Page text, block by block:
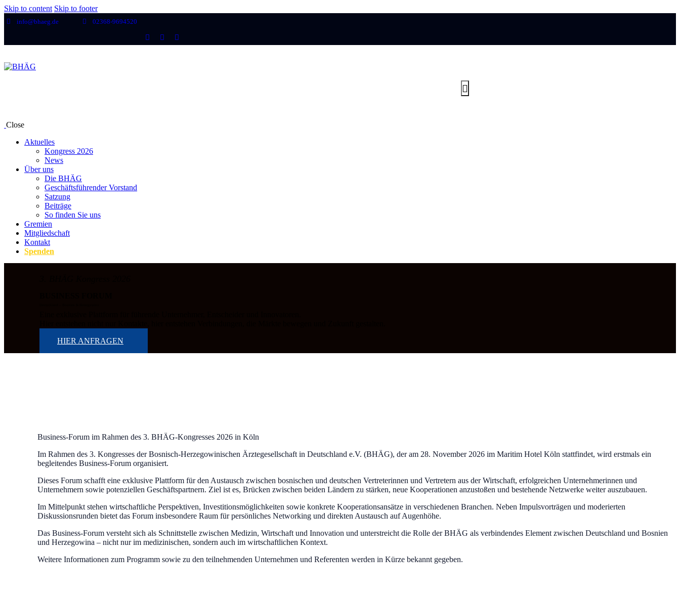
Skip to content Skip to footer
info@bhaeg.de 02368-9694520
Close
Aktuelles
Kongress 2026
News
Über uns
Die BHÄG
Geschäftsführender Vorstand
Satzung
Beiträge
So finden Sie uns
Gremien
Mitgliedschaft
Kontakt
Spenden
HIER ANFRAGEN
Business-Forum im Rahmen des 3. BHÄG-Kongresses 2026 in Köln
Im Rahmen des 3. Kongresses der Bosnisch-Herzegowinischen Ärztegesellschaft in Deutschland e.V. (BHÄG), der am 28. November 2026 im Maritim Hotel Köln stattfindet, wird erstmals ein
begleitendes Business-Forum organisiert.
Dieses Forum schafft eine exklusive Plattform für den Austausch zwischen bosnischen und deutschen Vertreterinnen und Vertretern aus der Wirtschaft, erfolgreichen Unternehmerinnen und
Unternehmern sowie potenziellen Geschäftspartnern. Ziel ist es, Brücken zwischen beiden Ländern zu stärken, neue Kooperationen anzustoßen und bestehende Netzwerke weiter auszubauen.
Im Mittelpunkt stehen wirtschaftliche Perspektiven, Investitionsmöglichkeiten sowie konkrete Kooperationsansätze in verschiedenen Branchen. Neben Impulsvorträgen und moderierten
Diskussionsrunden bietet das Forum insbesondere Raum für persönliches Networking und direkten Austausch auf Augenhöhe.
Das Business-Forum versteht sich als Schnittstelle zwischen Medizin, Wirtschaft und Innovation und unterstreicht die Rolle der BHÄG als verbindendes Element zwischen Deutschland und Bosnien
und Herzegowina – nicht nur im medizinischen, sondern auch im wirtschaftlichen Kontext.
Weitere Informationen zum Programm sowie zu den teilnehmenden Unternehmen und Referenten werden in Kürze bekannt gegeben.